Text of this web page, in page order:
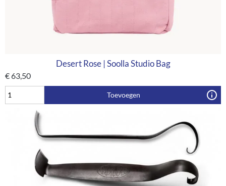
Desert Rose | Soolla Studio Bag
€63,50
Toevoegen